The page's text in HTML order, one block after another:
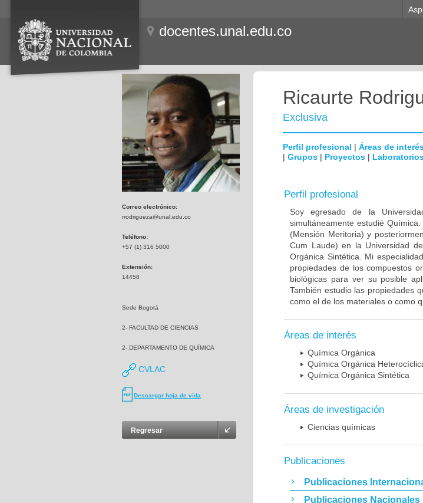
docentes.unal.edu.co
Correo electrónico:
rrodrigueza@unal.edu.co
Teléfono:
+57 (1) 316 5000
Extensión:
14458
Sede Bogotá
2- FACULTAD DE CIENCIAS
2- DEPARTAMENTO DE QUÍMICA
CVLAC
Descargar hoja de vida
Regresar
Ricaurte
Exclusiva
Perfil profesional | Áreas de
| Grupos | Proyectos |
Perfil profesional
Soy egresado de la
simultáneamente estudié
(Mensión Meritoria) y
Cum Laude) en la Universidad
Orgánica Sintética. Mi
propiedades de los compuestos
biológicas para ver su posible
También estudio las propiedades
como el de los materiales o como
Áreas de interés
Química Orgánica
Química Orgánica
Química Orgánica Sintética
Áreas de investigación
Ciencias químicas
Publicaciones
Publicaciones
Publicaciones Nacionales